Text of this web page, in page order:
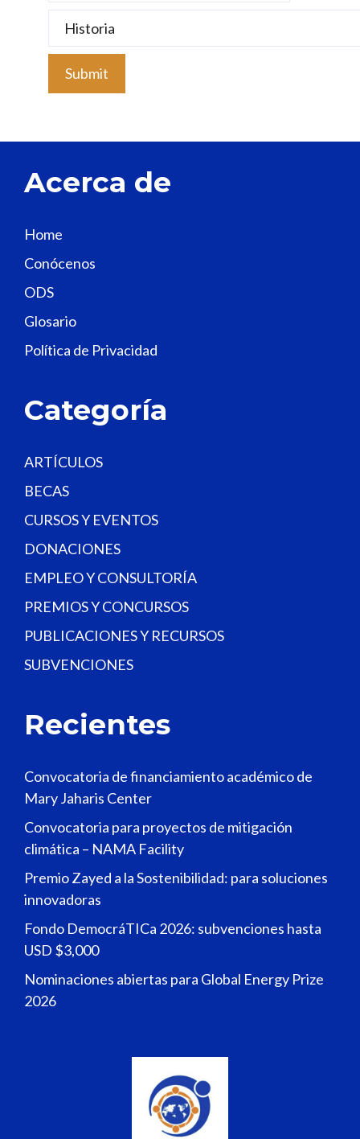
s
l
a
h
f
i
e
d
b
n
.
Acerca de
Home
Conócenos
ODS
Glosario
Política de Privacidad
Categoría
ARTÍCULOS
BECAS
CURSOS Y EVENTOS
DONACIONES
EMPLEO Y CONSULTORÍA
PREMIOS Y CONCURSOS
PUBLICACIONES Y RECURSOS
SUBVENCIONES
Recientes
Convocatoria de financiamiento académico de
Mary Jaharis Center
Convocatoria para proyectos de mitigación
climática – NAMA Facility
Premio Zayed a la Sostenibilidad: para soluciones
innovadoras
Fondo DemocráTICa 2026: subvenciones hasta
USD $3,000
Nominaciones abiertas para Global Energy Prize
2026